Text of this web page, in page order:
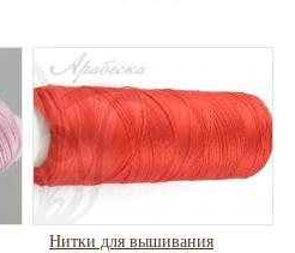
Нитки для вышивания